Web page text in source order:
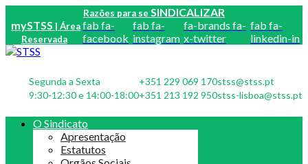
Razões para se SINDICALIZAR
mySTSS | Área
Reservada
fab fa-
facebook
fab fa-
instagram
fa-brands fa-
x-twitter
fab fa-
linkedin-in
Segunda a Sexta
9:30-12:30 e 14:00-18:00
+351 229 069 170
+351 213 192 950
stss@stss.pt
stss-lisboa@stss.pt
O Sindicato
Apresentação
Estatutos